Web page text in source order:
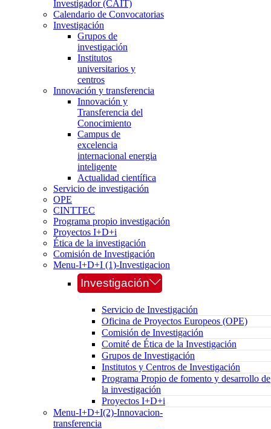
Investigador (CAIT)
Calendario de Convocatorias
Investigación
Grupos de
investigación
Institutos
universitarios y
centros
Innovación y transferencia
Innovación y
Transferencia del
Conocimiento
Campus de
excelencia
internacional energia
inteligente
Actualidad científica
Servicio de investigación
OPE
CINTTEC
Programa propio investigación
Proyectos I+D+i
Ética de la investigación
Comisión de Investigación
Menu-I+D+I (1)-Investigacion
Investigación
Servicio de Investigación
Oficina de Proyectos Europeos (OPE)
Comisión de Investigación
Comité de Ética de la Investigación
Grupos de Investigación
Institutos y Centros de Investigación
Programa Propio de fomento y desarrollo de
la investigación
Proyectos I+D+i
Menu-I+D+I(2)-Innovacion-
transferencia